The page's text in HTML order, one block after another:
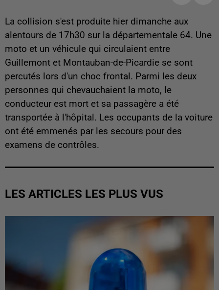
La collision s'est produite hier dimanche aux
alentours de 17h30 sur la départementale 64. Une
moto et un véhicule qui circulaient entre
Guillemont et Montauban-de-Picardie se sont
percutés lors d'un choc frontal. Parmi les deux
personnes qui chevauchaient la moto, le
conducteur est mort et sa passagère a été
transportée à l'hôpital. Les occupants de la voiture
ont été emmenés par les secours pour des
examens de contrôles.
LES ARTICLES LES PLUS VUS